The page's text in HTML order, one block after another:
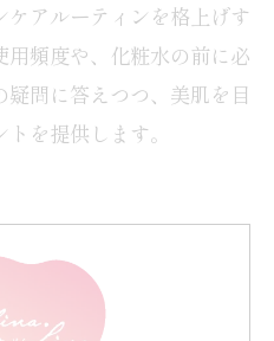
ケアルーティンを格上げす
頻度や、化粧水の前に必
問に答えつつ、美肌を目
を提供します。